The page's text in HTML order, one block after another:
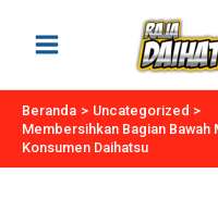
Menu
Beranda
Uncategorized
Membersihkan Bagian
Konsumen Daihatsu